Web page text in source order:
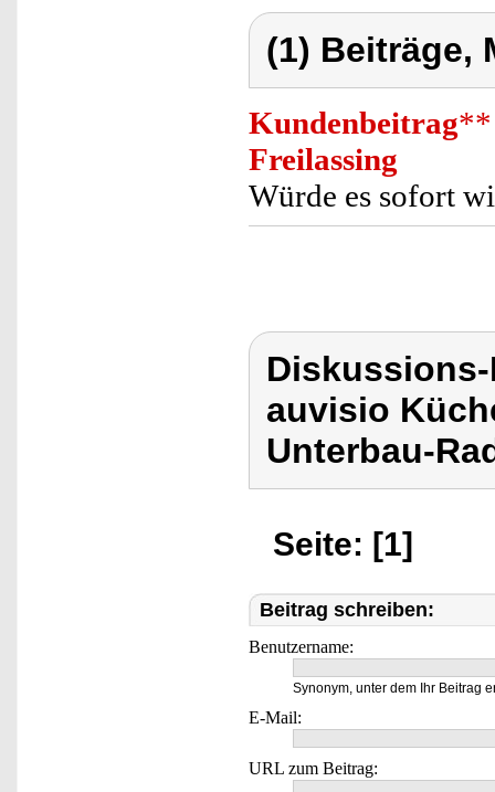
(1) Beiträge,
Kundenbeitrag**
Freilassing
Würde es sofort
auvisio
Unterbau-
Seite: [1]
Beitrag schreiben:
Benutzername:
Synonym, unter dem Ihr Beitrag
E-Mail:
URL zum Beitrag: